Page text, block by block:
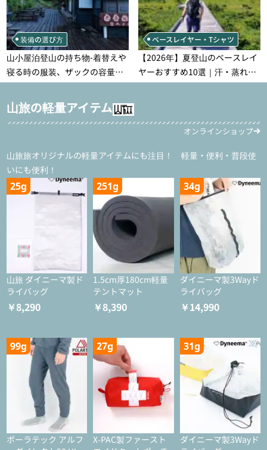
装備の選び方
山小屋泊登山の持ち物‐着替えや
寝る時の服装、ザックの容量な
どを徹底紹介！1泊2日、2泊3日
用のリスト付き
ベースレイヤー・Tシャツ
【2026年】夏登山のベースレイ
ヤーおすすめ10選｜汗・蒸れ・
汗冷え対策に効く選び方
山旅の軽量アイテム
オンラインショップ
山旅旅オリジナルの軽量アイテムにも注目！ 軽量・便利・普段使
いにも便利！
25g
山旅 ダイニーマ製ド
ライバッグ
￥8,290
251g
1.5cm厚180cm軽量
テントマット
￥8,390
34g
ダイニーマ製3Wayド
ライバッグ
￥14,990
99g
ポーラテック アルフ
27g
X-PAC製ファースト
31g
ダイニーマ製3Wayド